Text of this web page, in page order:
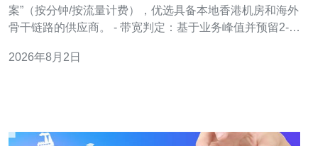
案”（按分钟/按流量计费），优选具备本地香港机房和海外
骨干链路的供应商。 - 带宽判定：基于业务峰值并预留2-3
防护带宽或使用按攻击带宽切换的高防策略。 - 购买建
2026年8月2日